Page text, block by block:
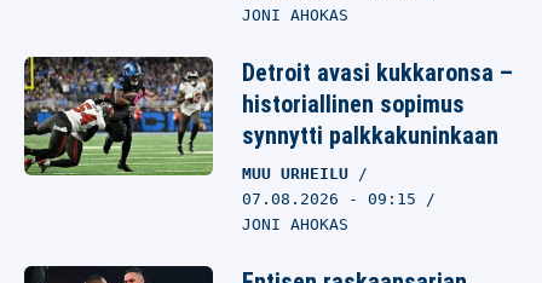
JONI AHOKAS
Detroit avasi kukkaronsa –
historiallinen sopimus
synnytti palkkakuninkaan
MUU URHEILU
07.08.2026 - 09:15
JONI AHOKAS